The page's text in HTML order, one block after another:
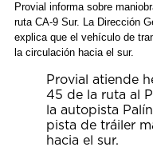
Provial informa sobre
ruta CA-9 Sur. La Dirección
explica que el vehículo de
la circulación hacia el sur.
Provial atiende
45 de la ruta al
la autopista
pista de tráiler
hacia el sur.